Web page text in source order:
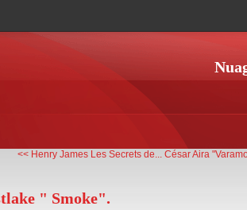
<< Henry James Les Secrets de... César Aira
" Smoke".